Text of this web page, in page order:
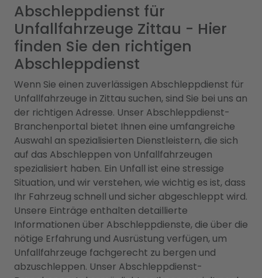
Abschleppdienst für
Unfallfahrzeuge Zittau - Hier
finden Sie den richtigen
Abschleppdienst
Wenn Sie einen zuverlässigen Abschleppdienst für
Unfallfahrzeuge in Zittau suchen, sind Sie bei uns an
der richtigen Adresse. Unser Abschleppdienst-
Branchenportal bietet Ihnen eine umfangreiche
Auswahl an spezialisierten Dienstleistern, die sich
auf das Abschleppen von Unfallfahrzeugen
spezialisiert haben. Ein Unfall ist eine stressige
Situation, und wir verstehen, wie wichtig es ist, dass
Ihr Fahrzeug schnell und sicher abgeschleppt wird.
Unsere Einträge enthalten detaillierte
Informationen über Abschleppdienste, die über die
nötige Erfahrung und Ausrüstung verfügen, um
Unfallfahrzeuge fachgerecht zu bergen und
abzuschleppen. Unser Abschleppdienst-